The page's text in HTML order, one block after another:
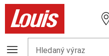
Hledaný výraz